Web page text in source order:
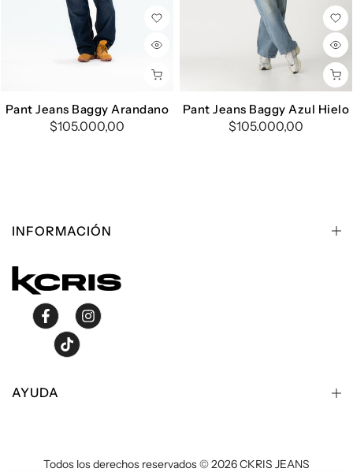
Pant Jeans Baggy Arandano
$105.000,00
Pant Jeans Baggy Azul Hielo
$105.000,00
INFORMACIÓN
AYUDA
Todos los derechos reservados © 2026 CKRIS JEANS